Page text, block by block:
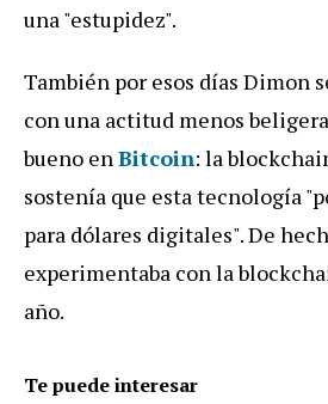
una "estupidez".
También por esos días Dimon
con una actitud menos
bueno enBitcoin: la
sostenía que esta tecnología
para dólares digitales". De
experimentaba con la
año.
Te puede interesar